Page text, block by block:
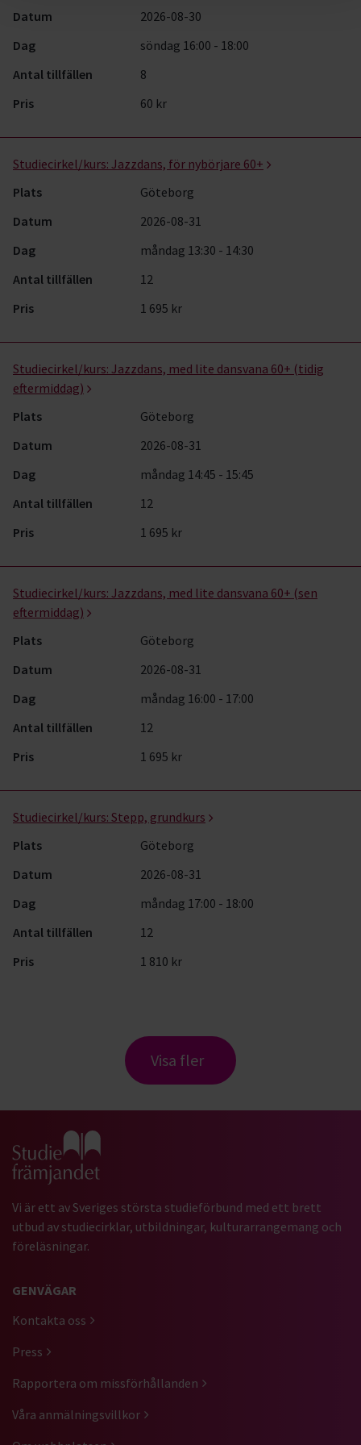
Datum
2026-08-30
Dag
söndag 16:00 - 18:00
Antal tillfällen
8
Pris
60 kr
Studiecirkel/kurs: Jazzdans, för nybörjare 60+
Plats
Göteborg
Datum
2026-08-31
Dag
måndag 13:30 - 14:30
Antal tillfällen
12
Pris
1 695 kr
Studiecirkel/kurs: Jazzdans, med lite dansvana 60+ (tidig
eftermiddag)
Plats
Göteborg
Datum
2026-08-31
Dag
måndag 14:45 - 15:45
Antal tillfällen
12
Pris
1 695 kr
Studiecirkel/kurs: Jazzdans, med lite dansvana 60+ (sen
eftermiddag)
Plats
Göteborg
Datum
2026-08-31
Dag
måndag 16:00 - 17:00
Antal tillfällen
12
Pris
1 695 kr
Studiecirkel/kurs: Stepp, grundkurs
Plats
Göteborg
Datum
2026-08-31
Dag
måndag 17:00 - 18:00
Antal tillfällen
12
Pris
1 810 kr
Visa fler
Gå till studiefrämjandets startsida
Vi är ett av Sveriges största studieförbund med ett brett
utbud av studiecirklar, utbildningar, kulturarrangemang och
föreläsningar.
GENVÄGAR
Kontakta oss
Press
Rapportera om missförhållanden
Våra anmälningsvillkor